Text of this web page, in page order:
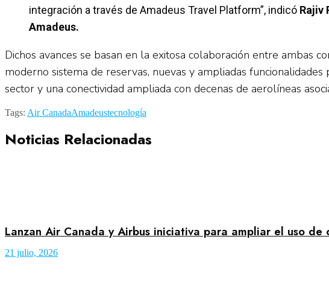
integración a través de Amadeus Travel Platform”, indicó Rajiv
Amadeus.
Dichos avances se basan en la exitosa colaboración entre ambas
moderno sistema de reservas, nuevas y ampliadas funcionalidades
sector y una conectividad ampliada con decenas de aerolíneas
Tags: Air CanadaAmadeustecnología
Noticias Relacionadas
Lanzan Air Canada y Airbus iniciativa para ampliar el uso de
21 julio, 2026